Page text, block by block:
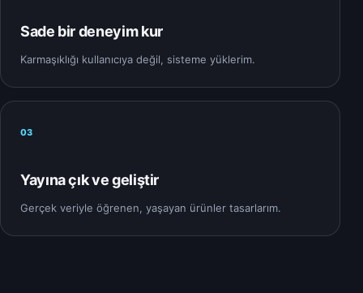
Sade bir deneyim kur
Karmaşıklığı kullanıcıya değil, sisteme yüklerim.
03
Yayına çık ve geliştir
Gerçek veriyle öğrenen, yaşayan ürünler tasarlarım.